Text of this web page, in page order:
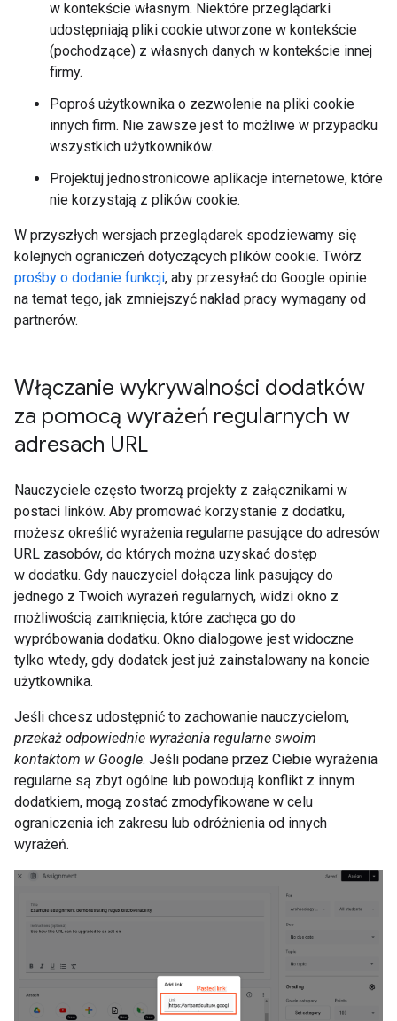
w kontekście własnym. Niektóre przeglądarki
udostępniają pliki cookie utworzone w kontekście
(pochodzące) z własnych danych w kontekście innej
firmy.
Poproś użytkownika o zezwolenie na pliki cookie
innych firm. Nie zawsze jest to możliwe w przypadku
wszystkich użytkowników.
Projektuj jednostronicowe aplikacje internetowe, które
nie korzystają z plików cookie.
W przyszłych wersjach przeglądarek spodziewamy się
kolejnych ograniczeń dotyczących plików cookie. Twórz
prośby o dodanie funkcji, aby przesyłać do Google opinie
na temat tego, jak zmniejszyć nakład pracy wymagany od
partnerów.
Włączanie wykrywalności dodatków
za pomocą wyrażeń regularnych w
adresach URL
Nauczyciele często tworzą projekty z załącznikami w
postaci linków. Aby promować korzystanie z dodatku,
możesz określić wyrażenia regularne pasujące do adresów
URL zasobów, do których można uzyskać dostęp
w dodatku. Gdy nauczyciel dołącza link pasujący do
jednego z Twoich wyrażeń regularnych, widzi okno z
możliwością zamknięcia, które zachęca go do
wypróbowania dodatku. Okno dialogowe jest widoczne
tylko wtedy, gdy dodatek jest już zainstalowany na koncie
użytkownika.
Jeśli chcesz udostępnić to zachowanie nauczycielom,
przekaż odpowiednie wyrażenia regularne swoim
kontaktom w Google. Jeśli podane przez Ciebie wyrażenia
regularne są zbyt ogólne lub powodują konflikt z innym
dodatkiem, mogą zostać zmodyfikowane w celu
ograniczenia ich zakresu lub odróżnienia od innych
wyrażeń.